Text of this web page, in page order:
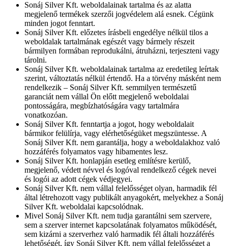
Sonáj Silver Kft. weboldalainak tartalma és az alatta
megjelenő termékek szerzői jogvédelem alá esnek. Cégünk
minden jogot fenntart.
Sonáj Silver Kft. előzetes írásbeli engedélye nélkül tilos a
weboldalak tartalmának egészét vagy bármely részeit
bármilyen formában reprodukálni, átruházni, terjeszteni vagy
tárolni.
Sonáj Silver Kft. weboldalainak tartalma az eredetileg leírtak
szerint, változtatás nélkül értendő. Ha a törvény másként nem
rendelkezik – Sonáj Silver Kft. semmilyen természetű
garanciát nem vállal Ön előtt megjelenő weboldalai
pontosságára, megbízhatóságára vagy tartalmára
vonatkozóan.
Sonáj Silver Kft. fenntartja a jogot, hogy weboldalait
bármikor felülírja, vagy elérhetőségüket megszüntesse. A
Sonáj Silver Kft. nem garantálja, hogy a weboldalakhoz való
hozzáférés folyamatos vagy hibamentes lesz.
Sonáj Silver Kft. honlapján esetleg említésre kerülő,
megjelenő, védett névvel és logóval rendelkező cégek nevei
és logói az adott cégek védjegyei.
Sonáj Silver Kft. nem vállal felelősséget olyan, harmadik fél
által létrehozott vagy publikált anyagokért, melyekhez a Sonáj
Silver Kft. weboldalai kapcsolódnak.
Mivel Sonáj Silver Kft. nem tudja garantálni sem szervere,
sem a szerver internet kapcsolatának folyamatos működését,
sem kizárni a szerverhez való harmadik fél általi hozzáférés
lehetőségét, így Sonáj Silver Kft. nem vállal felelősséget a